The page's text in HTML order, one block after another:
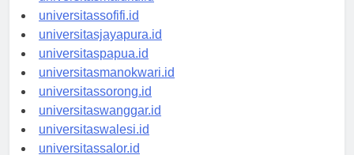
universitasmaluku.id
universitassofifi.id
universitasjayapura.id
universitaspapua.id
universitasmanokwari.id
universitassorong.id
universitaswanggar.id
universitaswalesi.id